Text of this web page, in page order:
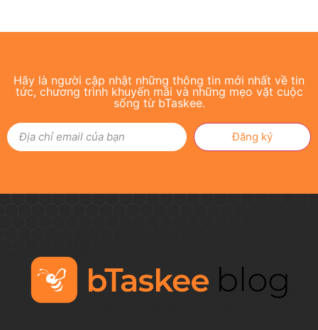
Hãy là người cập nhật những thông tin mới nhất về tin
tức, chương trình khuyến mãi và những mẹo vặt cuộc
sống từ bTaskee.
Đăng ký